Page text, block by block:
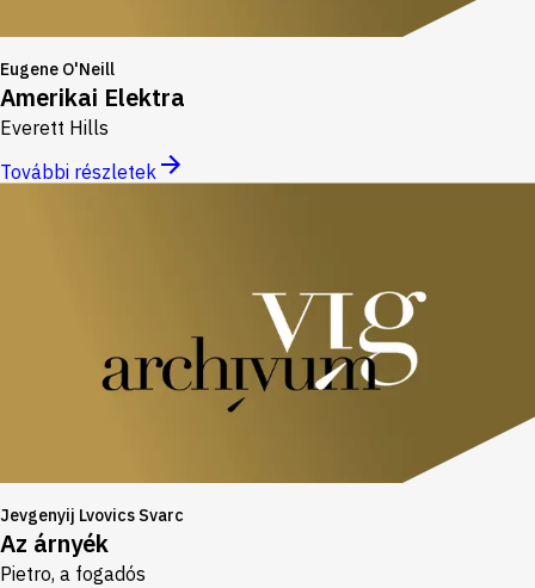
Eugene O'Neill
Amerikai Elektra
Everett Hills
További részletek
Jevgenyij Lvovics Svarc
Az árnyék
Pietro, a fogadós